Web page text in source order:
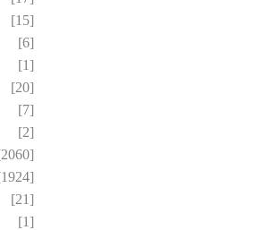
[15]
[6]
[1]
[20]
[7]
[2]
[21]
[1]